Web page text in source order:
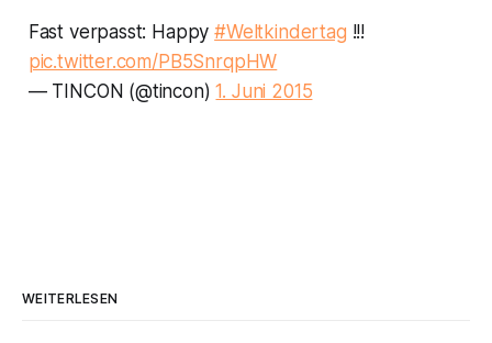
Fast verpasst: Happy#Weltkindertag !!!
pic.twitter.com/PB5SnrqpHW
— TINCON (@tincon)1. Juni 2015
WEITERLESEN